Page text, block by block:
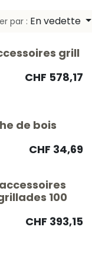
par : En vedette
grill
CHF 578,17
de bois
CHF 34,69
100
CHF 393,15